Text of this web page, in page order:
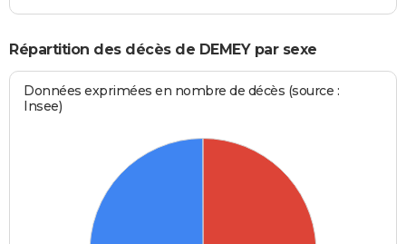
Répartition des décès de DEMEY par sexe
Données exprimées en nombre de décès (source :
Insee)